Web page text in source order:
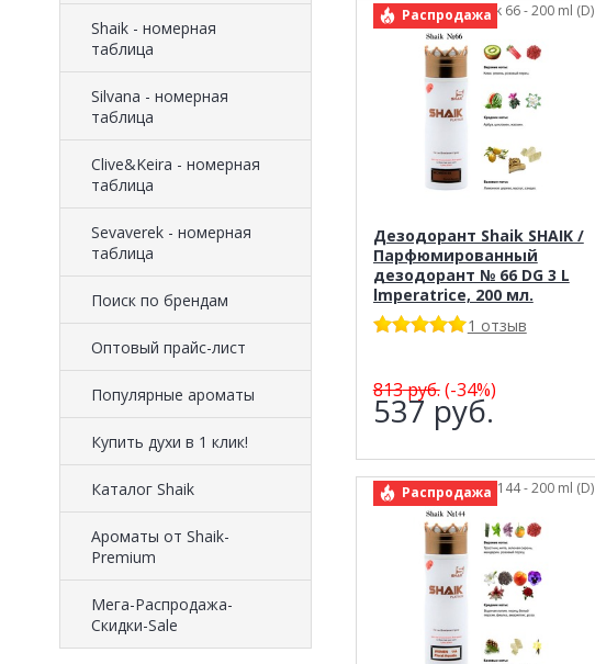
Shaik - номерная
таблица
Silvana - номерная
таблица
Clive&Keira - номерная
таблица
Sevaverek - номерная
таблица
Поиск по брендам
Оптовый прайс-лист
Популярные ароматы
Купить духи в 1 клик!
Каталог Shaik
Ароматы от Shaik-
Premium
Мега-Распродажа-
Скидки-Sale
Распродажа
арт.: Shaik 66 - 200 ml (D)
Дезодорант Shaik SHAIK /
Парфюмированный
дезодорант № 66 DG 3 L
lmperatrice, 200 мл.
1 отзыв
813руб.(-34%)
537 руб.
Распродажа
арт.: Shaik 144 - 200 ml (D)